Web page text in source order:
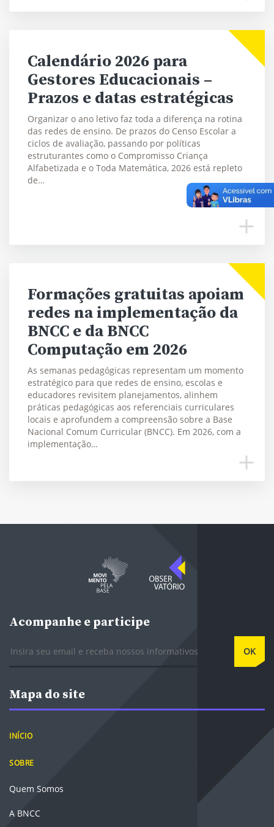
Calendário 2026 para
Gestores Educacionais –
Prazos e datas estratégicas
Organizar o ano letivo faz toda a diferença na rotina
das redes de ensino. De prazos do Censo Escolar a
ciclos de avaliação, passando por políticas
estruturantes como o Compromisso Criança
Alfabetizada e o Toda Matemática, 2026 está repleto
de…
Formações gratuitas apoiam
redes na implementação da
BNCC e da BNCC
Computação em 2026
As semanas pedagógicas representam um momento
estratégico para que redes de ensino, escolas e
educadores revisitem planejamentos, alinhem
práticas pedagógicas aos referenciais curriculares
locais e aprofundem a compreensão sobre a Base
Nacional Comum Curricular (BNCC). Em 2026, com a
implementação…
Acompanhe e participe
OK
Mapa do site
INÍCIO
SOBRE
Quem Somos
A BNCC